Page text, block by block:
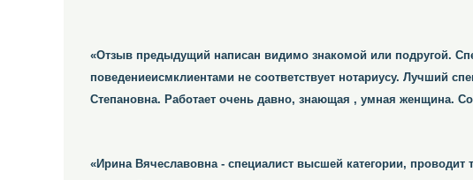
«Отзыв предыдущий написан видимо знакомой или подругой.
поведениеисмклиентами не соответствует нотариусу. Лучший
Степановна. Работает очень давно, знающая , умная женщина.
«Ирина Вячеславовна - специалист высшей категории, проводит